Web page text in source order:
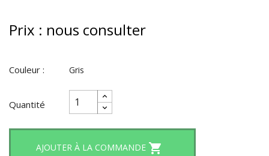
Prix : nous consulter
Couleur : Gris
Quantité
AJOUTER À LA COMMANDE 